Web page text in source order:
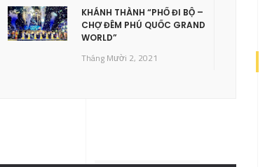
KHÁNH THÀNH “PHỐ ĐI BỘ –
CHỢ ĐÊM PHÚ QUỐC GRAND
WORLD”
Tháng Mười 2, 2021